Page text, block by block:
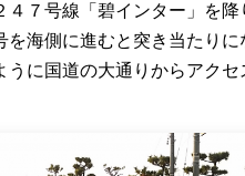
４７号線「碧インター」を
を海側に進むと突き当たり
うに国道の大通りからアク